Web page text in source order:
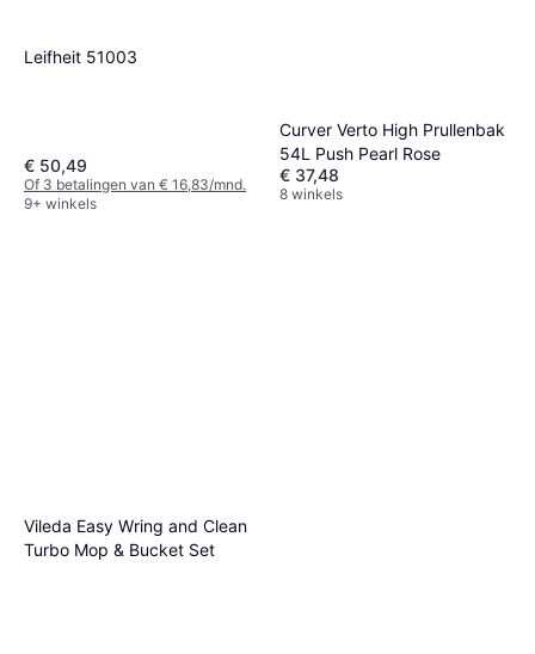
Leifheit 51003
€ 50,49
Of 3 betalingen van € 16,83/mnd.
9+ winkels
Curver Verto High Prullenbak
54L Push Pearl Rose
€ 37,48
8 winkels
Vileda Easy Wring and Clean
Turbo Mop & Bucket Set